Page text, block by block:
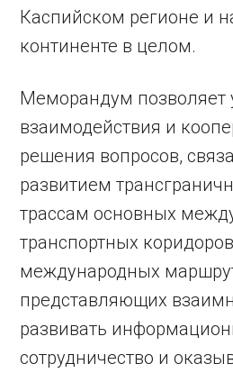
Каспийском регионе и
континенте в целом.
Меморандум позволяет
взаимодействия и
решения вопросов,
развитием
трассам основных
транспортных
международных
представляющих
развивать
сотрудничество и